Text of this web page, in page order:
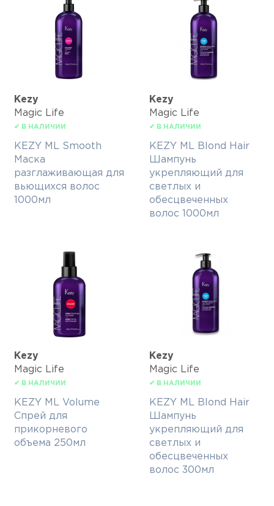
Kezy
Magic Life
✔ В НАЛИЧИИ
KEZY ML Smooth
Маска
разглаживающая для
вьющихся волос
1000мл
Kezy
Magic Life
✔ В НАЛИЧИИ
KEZY ML Blond Hair
Шампунь
укрепляющий для
светлых и
обесцвеченных
волос 1000мл
Kezy
Magic Life
✔ В НАЛИЧИИ
KEZY ML Volume
Спрей для
прикорневого
объема 250мл
Kezy
Magic Life
✔ В НАЛИЧИИ
KEZY ML Blond Hair
Шампунь
укрепляющий для
светлых и
обесцвеченных
волос 300мл